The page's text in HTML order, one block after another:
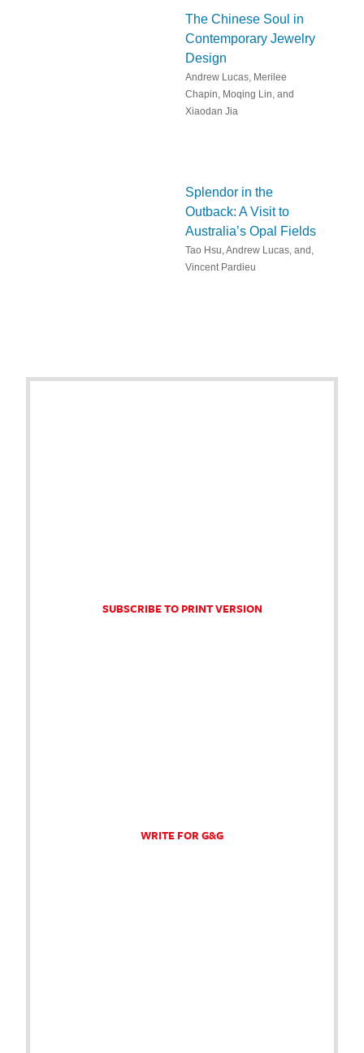
The Chinese Soul in
Contemporary Jewelry
Design
Andrew Lucas, Merilee
Chapin, Moqing Lin, and
Xiaodan Jia
Splendor in the
Outback: A Visit to
Australia’s Opal Fields
Tao Hsu, Andrew Lucas, and,
Vincent Pardieu
SUBSCRIBE TO PRINT VERSION
WRITE FOR G&G